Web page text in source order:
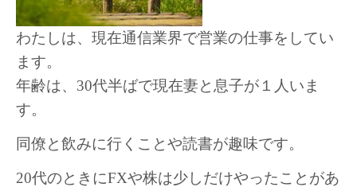
わたしは、現在通信業界で営業の仕事をしてい
ます。
年齢は、30代半ばで現在妻と息子が１人いま
す。
同僚と飲みに行くことや読書が趣味です。
20代のときにFXや株は少しだけやったことがあ